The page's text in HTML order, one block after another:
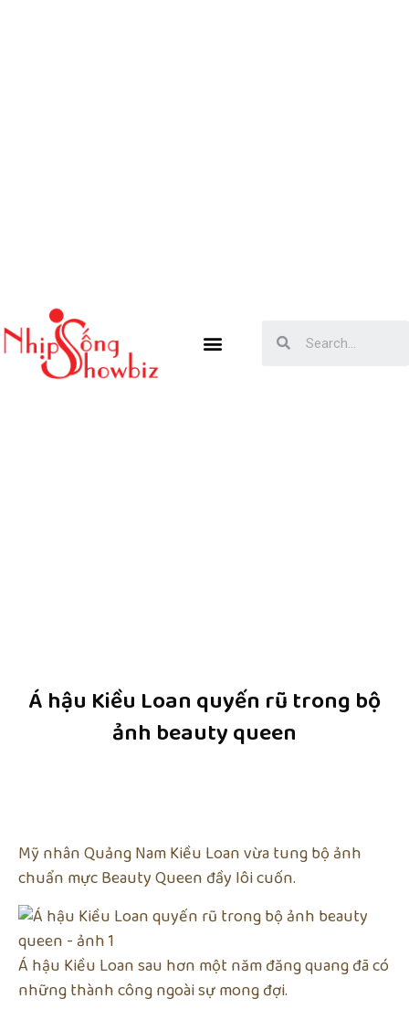
Á hậu Kiều Loan quyến rũ trong bộ
ảnh beauty queen
Mỹ nhân Quảng Nam Kiều Loan vừa tung bộ ảnh
chuẩn mực Beauty Queen đầy lôi cuốn.
Á hậu Kiều Loan sau hơn một năm đăng quang đã có
những thành công ngoài sự mong đợi.